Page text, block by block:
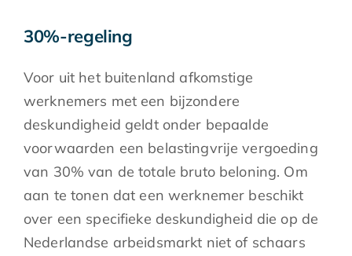
30%-regeling
Voor uit het buitenland afkomstige
werknemers met een bijzondere
deskundigheid geldt onder bepaalde
voorwaarden een belastingvrije vergoeding
van 30% van de totale bruto beloning. Om
aan te tonen dat een werknemer beschikt
over een specifieke deskundigheid die op de
Nederlandse arbeidsmarkt niet of schaars